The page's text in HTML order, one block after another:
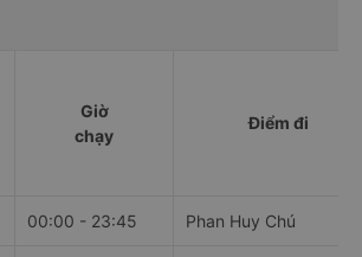
Giờ
chạy
Điểm đi
00:00 - 23:45 Phan Huy Chú